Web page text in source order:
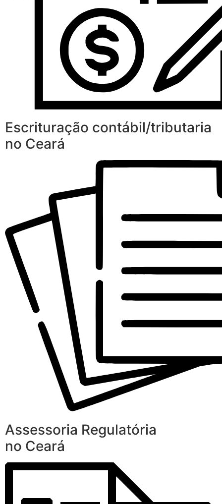
Escrituração contábil/tributaria
no Ceará
Assessoria Regulatória
no Ceará